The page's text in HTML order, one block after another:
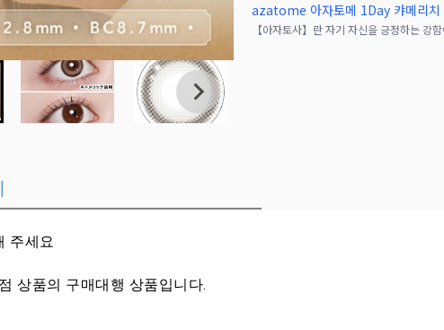
azatome 아자토메 1Day 캬메리치
주세요
상품의 구매대행 상품입니다.